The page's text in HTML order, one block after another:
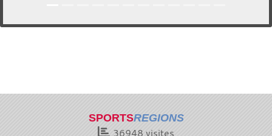
SPORTSREGIONS
36948 visites